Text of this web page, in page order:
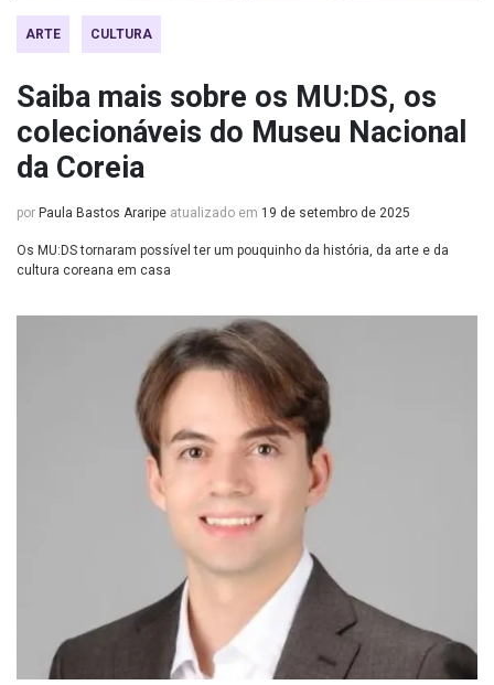
ARTE CULTURA
Saiba mais sobre os MU:DS, os
colecionáveis do Museu Nacional
da Coreia
por Paula Bastos Araripe atualizado em 19 de setembro de 2025
Os MU:DS tornaram possível ter um pouquinho da história, da arte e da
cultura coreana em casa